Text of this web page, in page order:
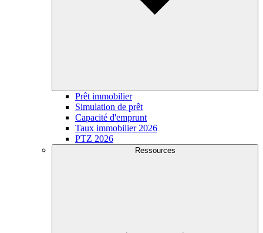
Prêt immobilier
Simulation de prêt
Capacité d'emprunt
Taux immobilier 2026
PTZ 2026
Ressources